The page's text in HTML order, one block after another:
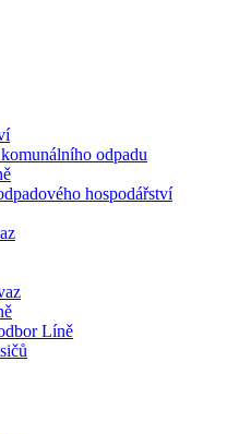
odpadu
hospodářství
Líně